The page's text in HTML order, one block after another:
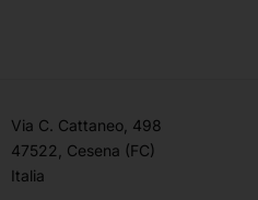
Via C. Cattaneo, 498
47522, Cesena (FC)
Italia